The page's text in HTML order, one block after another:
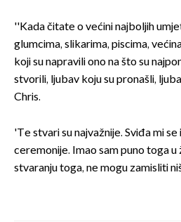
''Kada čitate o većini najboljih
glumcima, slikarima, piscima,
koji su napravili ono na što su
stvorili, ljubav koju su pronašli,
Chris.
'Te stvari su najvažnije. Sviđa mi
ceremonije. Imao sam puno toga u
stvaranju toga, ne mogu zamisliti